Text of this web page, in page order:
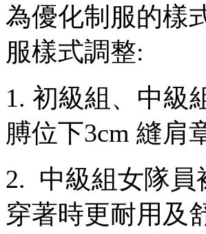
為優化制服的樣
服樣式調整:
1. 初級組、中級
膊位下3cm 縫肩
2. 中級組女隊
穿著時更耐用及